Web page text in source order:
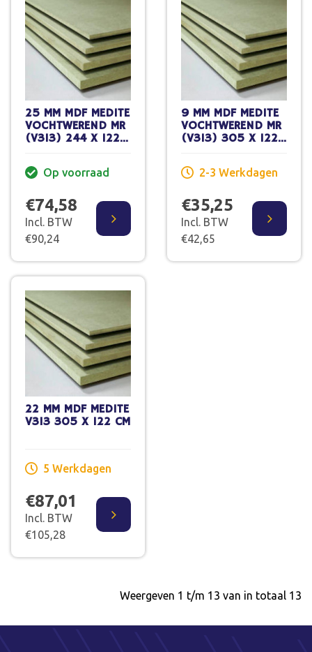
25 MM MDF MEDITE
VOCHTWEREND MR
(V313) 244 X 122
Op voorraad
€74,58
Incl. BTW
€90,24
9 MM MDF MEDITE
VOCHTWEREND MR
(V313) 305 X 122
2-3 Werkdagen
€35,25
Incl. BTW
€42,65
22 MM MDF MEDITE
V313 305 X 122 CM
5 Werkdagen
€87,01
Incl. BTW
€105,28
Weergeven 1 t/m 13 van in totaal 13